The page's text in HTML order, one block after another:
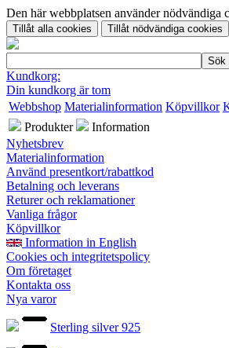
Den här webbplatsen använder nödvändiga
Kundkorg:
Din kundkorg är tom
Webbshop Materialinformation Köpvillkor
Produkter
Information
Nyhetsbrev
Materialinformation
Använd presentkort/rabattkod
Betalning och leverans
Returer och reklamationer
Vanliga frågor
Köpvillkor
Information in English
Cookies och integritetspolicy
Om företaget
Kontakta oss
Nya varor
Sterling silver 925